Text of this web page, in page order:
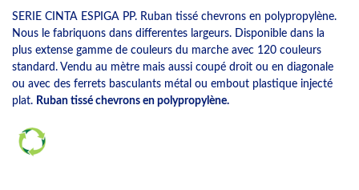
SERIE CINTA ESPIGA PP. Ruban tissé chevrons en polypropylène.
Nous le fabriquons dans differentes largeurs. Disponible dans la
plus extense gamme de couleurs du marche avec 120 couleurs
standard. Vendu au mètre mais aussi coupé droit ou en diagonale
ou avec des ferrets basculants métal ou embout plastique injecté
plat. Ruban tissé chevrons en polypropylène.